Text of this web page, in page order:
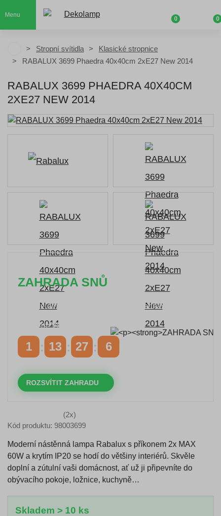
Menu
0 0
Stropní svítidla
Klasické stropnice
RABALUX 3699 Phaedra 40x40cm 2xE27 New 2014
RABALUX 3699 PHAEDRA 40X40CM
2XE27 NEW 2014
ZAHRADA SNŮ
Časově omezená
sleva 20 % na objednávky nad
s kódem: VIP20
1 13 27 5
ROZSVÍTIT ZAHRADU
(2x)
Kód produktu: 98003699
Moderní nástěnná lampa Rabalux s příkonem 2x MAX
60W a krytím IP20 se hodí do většiny interiérů. Skvěle
doplní a zútulní vaši domácnost, ať už ji připevníte do
obývacího pokoje, ložnice, kuchyně…
Skladem > 10 ks